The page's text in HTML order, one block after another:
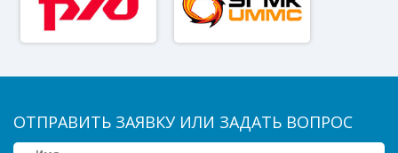
ОТПРАВИТЬ ЗАЯВКУ ИЛИ ЗАДАТЬ ВОПРОС